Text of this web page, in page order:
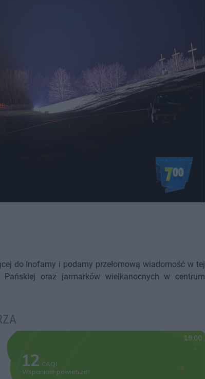
do Inofamy i podamy przełomową wiadomość w tej
oraz jarmarków wielkanocnych w centrum